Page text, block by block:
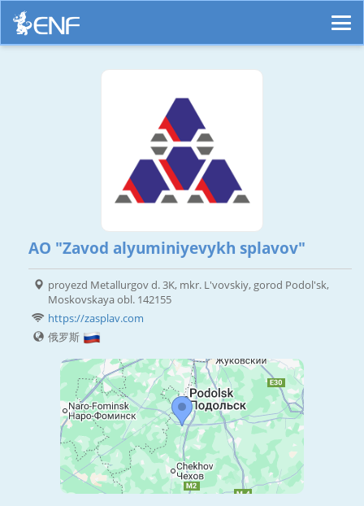
AO "Zavod alyuminiyevykh splavov"
proyezd Metallurgov d. 3K, mkr. L'vovskiy, gorod Podol'sk,
Moskovskaya obl. 142155
https://zasplav.com
俄罗斯